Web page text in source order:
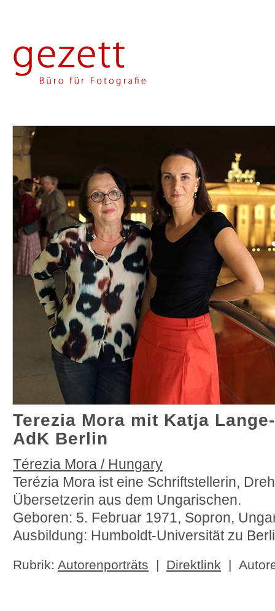
Terezia Mora mit Katja
AdK Berlin
Térezia Mora / Hungary
Terézia Mora ist eine Schriftstellerin,
Übersetzerin aus dem Ungarischen.
Geboren: 5. Februar 1971, Sopron,
Ausbildung: Humboldt-Universität zu
Rubrik: Autorenporträts | Direktlink |